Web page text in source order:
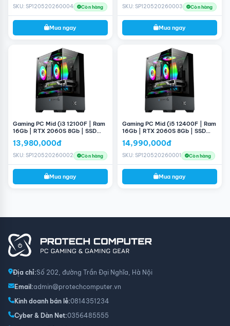
và hiệu quả trong các trận đấu cạnh tranh.
Bộ máy PC Gaming #06 là sự lựa chọn xuất sắc cho
những game thủ và người dùng yêu thích hiệu suất cao
kiện chất lượng, bộ máy này sẽ đáp ứng mọi nhu cầu
chơi game và giải trí của bạn. Hãy nhanh tay sở hữu để
trải nghiệm hiệu suất đỉnh cao và sự hài lòng trong từng
trò chơi!
SKU: SP120520260004 Còn hàng
Mua ngay
SKU: SP120520260003 Còn hàng
Mua ngay
Gaming PC Mid (i3 12100F | Ram
16Gb | RTX 2060S 8Gb | SSD
13,980,000đ
SKU: SP120520260002 Còn hàng
Mua ngay
Gaming PC Mid (i5 12400F | Ram
16Gb | RTX 2060S 8Gb | SSD
14,990,000đ
SKU: SP120520260001 Còn hàng
Mua ngay
Địa chỉ:Số 202, đường Trần Đại Nghĩa, Hà Nội
Email:admin@protechcomputer.vn
Kinh doanh bán lẻ:0814351234
Cyber & Dàn Net:0356485555